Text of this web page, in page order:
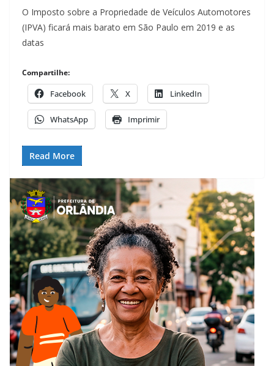
O Imposto sobre a Propriedade de Veículos Automotores
(IPVA) ficará mais barato em São Paulo em 2019 e as
datas
Compartilhe:
Facebook X LinkedIn
WhatsApp Imprimir
Read More